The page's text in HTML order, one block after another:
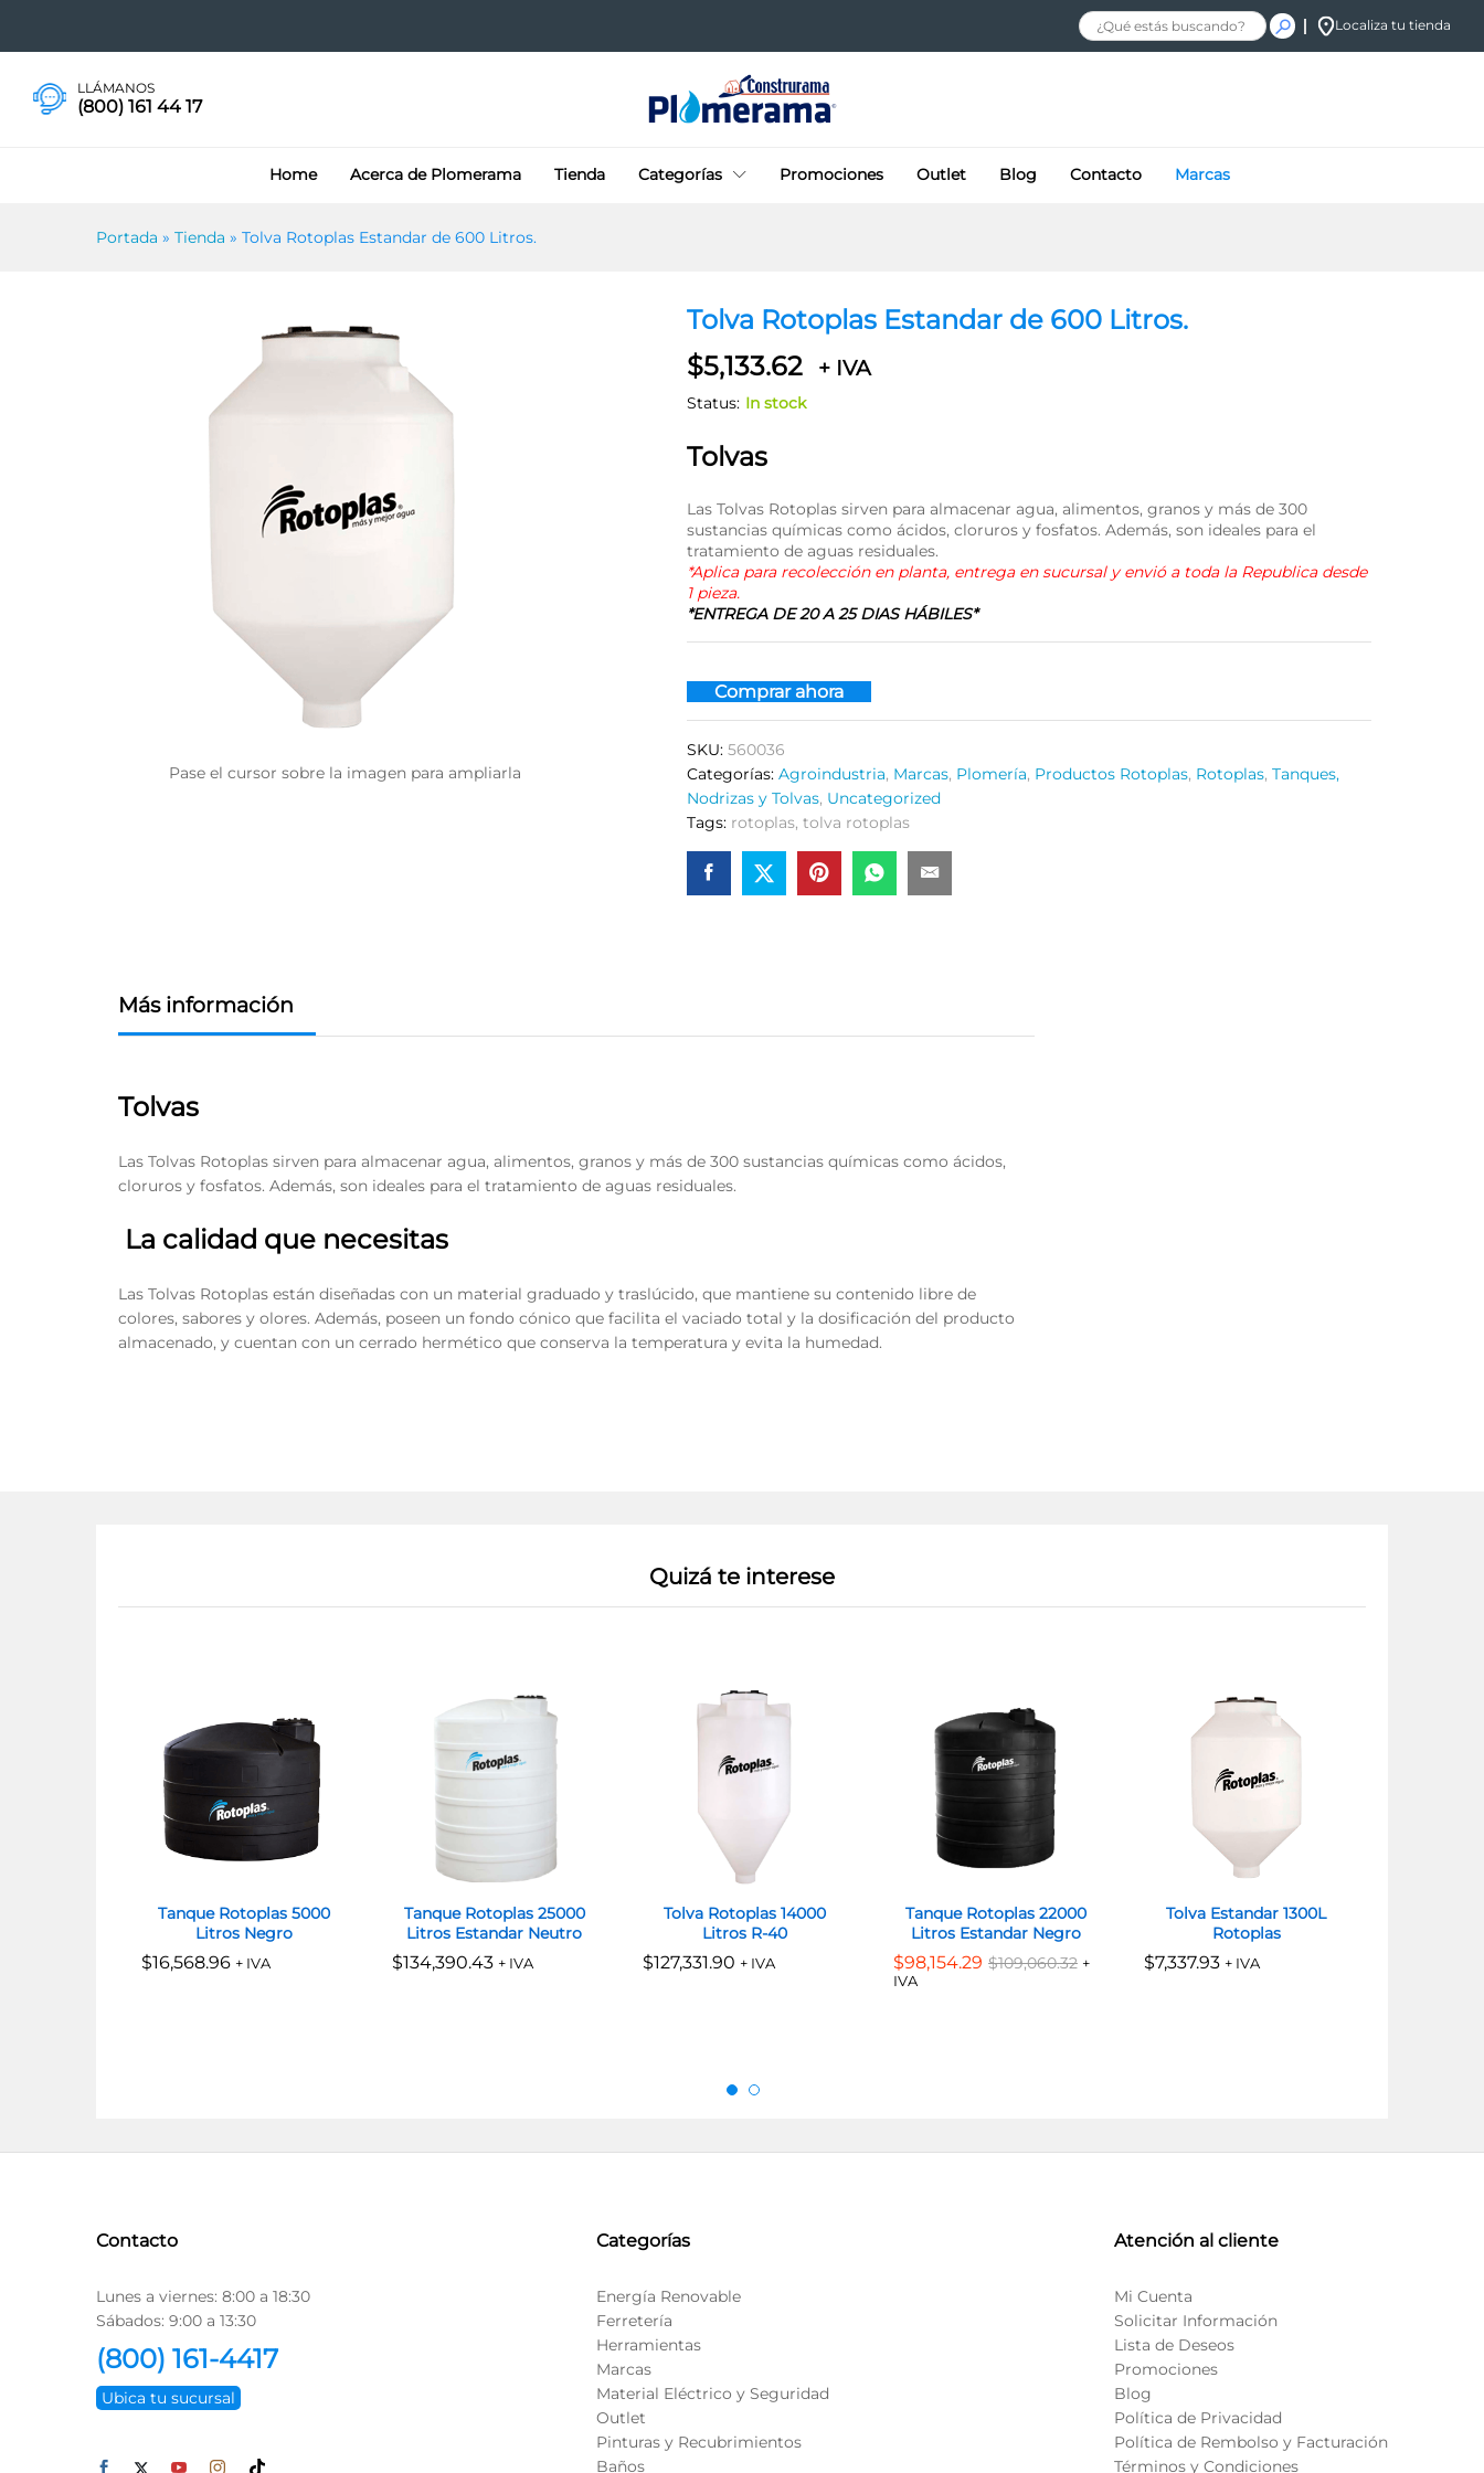
Localiza tu tienda
LLÁMANOS
(800) 161 44 17
Home Acerca de Plomerama Tienda Categorías Promociones Outlet Blog Contacto Marcas
Portada » Tienda » Tolva Rotoplas Estandar de 600 Litros.
Pase el cursor sobre la imagen para ampliarla
Tolva Rotoplas Estandar de 600 Litros.
$5,133.62 + IVA
Status: In stock
Tolvas
Las Tolvas Rotoplas sirven para almacenar agua, alimentos, granos y más de 300
sustancias químicas como ácidos, cloruros y fosfatos. Además, son ideales para el
tratamiento de aguas residuales.
*Aplica para recolección en planta, entrega en sucursal y envió a toda la Republica desde
1 pieza.
*ENTREGA DE 20 A 25 DIAS HÁBILES*
Comprar ahora
SKU:560036
Categorías:Agroindustria, Marcas, Plomería, Productos Rotoplas, Rotoplas,Tanques,
Nodrizas y Tolvas, Uncategorized
Tags: rotoplas,tolva rotoplas
Más información
Tolvas
Las Tolvas Rotoplas sirven para almacenar agua, alimentos, granos y más de 300 sustancias químicas como ácidos,
cloruros y fosfatos. Además, son ideales para el tratamiento de aguas residuales.
La calidad que necesitas
Las Tolvas Rotoplas están diseñadas con un material graduado y traslúcido, que mantiene su contenido libre de
colores, sabores y olores. Además, poseen un fondo cónico que facilita el vaciado total y la dosificación del producto
almacenado, y cuentan con un cerrado hermético que conserva la temperatura y evita la humedad.
Quizá te interese
Tanque Rotoplas 5000
Litros Negro
$16,568.96 + IVA
$16,568.96
Tanque Rotoplas 25000
Litros Estandar Neutro
$134,390.43 + IVA
$134,390.43
Tolva Rotoplas 14000
Litros R-40
$127,331.90 + IVA
$127,331.90
Tanque Rotoplas 22000
Litros Estandar Negro
$98,154.29 $109,060.32 +
IVA
$98,154.29 $109,060.32
Tolva Estandar 1300L
Rotoplas
$7,337.93 + IVA
$7,337.93
Contacto
Lunes a viernes: 8:00 a 18:30
Sábados: 9:00 a 13:30
(800) 161-4417
Ubica tu sucursal
Categorías
Energía Renovable
Ferretería
Herramientas
Marcas
Material Eléctrico y Seguridad
Outlet
Pinturas y Recubrimientos
Baños
Atención al cliente
Mi Cuenta
Solicitar Información
Lista de Deseos
Promociones
Blog
Política de Privacidad
Política de Rembolso y Facturación
Términos y Condiciones
5,133.62 + IVA Añadir al carrito